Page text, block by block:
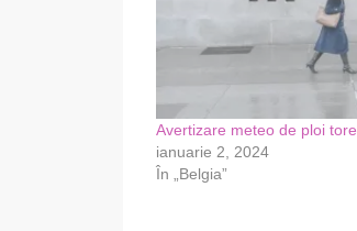
Avertizare meteo de ploi
ianuarie 2, 2024
În „Belgia”